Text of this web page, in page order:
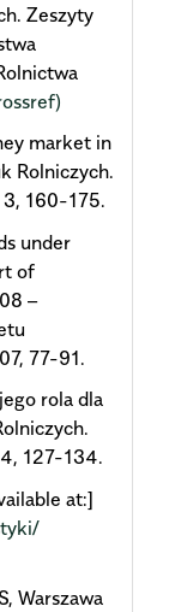
Zeszyty
market in
Rolniczych.
3, 160-175.
under
of
–
77-91.
rola dla
127-134.
at:]
Warszawa